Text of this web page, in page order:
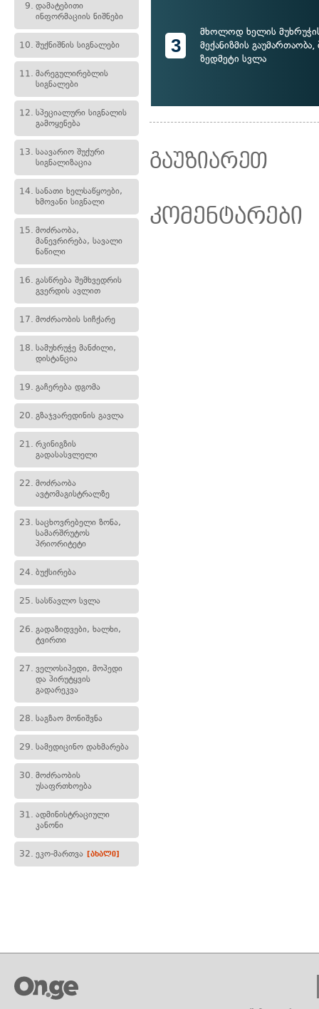
9. დამატებითი
ინფორმაციის ნიშნები
10. შუქნიშნის სიგნალები
11. მარეგულირებლის
სიგნალები
12. სპეციალური სიგნალის
გამოყენება
13. საავარიო შუქური
სიგნალიზაცია
14. სანათი ხელსაწყოები,
ხმოვანი სიგნალი
15. მოძრაობა,
მანევრირება, სავალი
ნაწილი
16. გასწრება შემხვედრის
გვერდის ავლით
17. მოძრაობის სიჩქარე
18. სამუხრუჭე მანძილი,
დისტანცია
19. გაჩერება დგომა
20. გზაჯვარედინის გავლა
21. რკინიგზის
გადასასვლელი
22. მოძრაობა
ავტომაგისტრალზე
23. საცხოვრებელი ზონა,
სამარშრუტოს
პრიორიტეტი
24. ბუქსირება
25. სასწავლო სვლა
26. გადაზიდვები, ხალხი,
ტვირთი
27. ველოსიპედი, მოპედი
და პირუტყვის
გადარეკვა
28. საგზაო მონიშვნა
29. სამედიცინო დახმარება
30. მოძრაობის
უსაფრთხოება
31. ადმინისტრაციული
კანონი
32. ეკო-მართვა [ახალი]
3
მხოლოდ ხელის
მექანიზმის გაუმართაობა,
ზედმეტი სვლა
გაუზიარეთ
კომენტარები